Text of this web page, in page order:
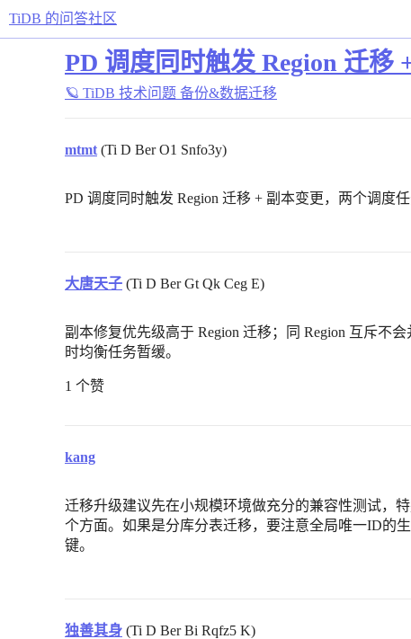
TiDB 的问答社区
PD 调度同时触发 Region 迁移
🪐 TiDB 技术问题 备份&数据迁移
mtmt (Ti D Ber O1 Snfo3y)
PD 调度同时触发 Region 迁移 + 副本变更，两个调度
大唐天子 (Ti D Ber Gt Qk Ceg E)
副本修复优先级高于 Region 迁移；同 Region 互斥不
时均衡任务暂缓。
1 个赞
kang
迁移升级建议先在小规模环境做充分的兼容性测试，
个方面。如果是分库分表迁移，要注意全局唯一ID的
键。
独善其身 (Ti D Ber Bi Rqfz5 K)